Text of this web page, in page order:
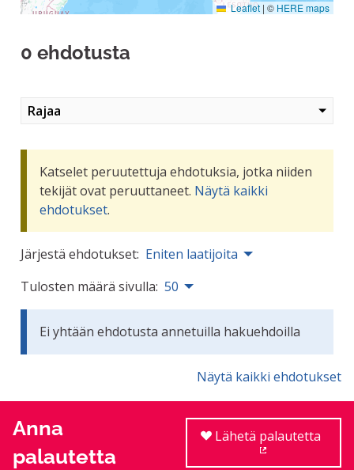
Leaflet | © HERE maps
0 ehdotusta
Rajaa
Katselet peruutettuja ehdotuksia, jotka niiden
tekijät ovat peruuttaneet. Näytä kaikki
ehdotukset.
Järjestä ehdotukset: Eniten laatijoita
Tulosten määrä sivulla: 50
Ei yhtään ehdotusta annetuilla hakuehdoilla
Näytä kaikki ehdotukset
Anna
palautetta
Lähetä palautetta